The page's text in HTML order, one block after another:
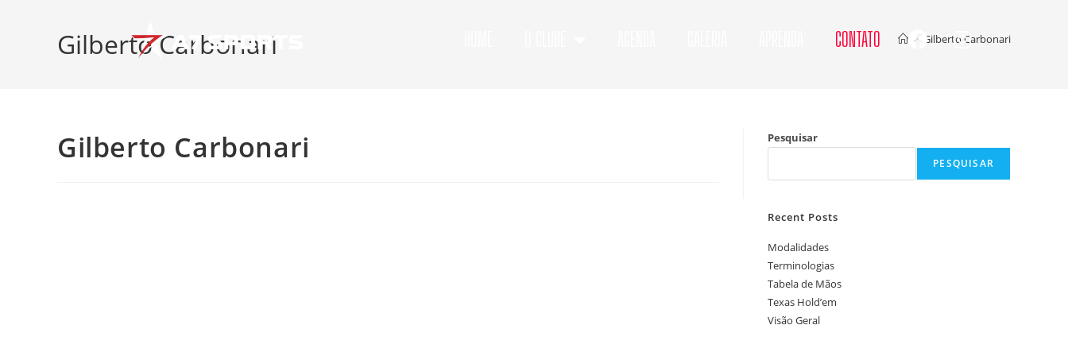
CONTATO
Gilberto Carbonari > Gilberto Carbonari
Gilberto Carbonari Pesquisar
PESQUISAR
Recent Posts
Modalidades
Terminologias
Tabela de Mãos
Texas Hold’em
Visão Geral